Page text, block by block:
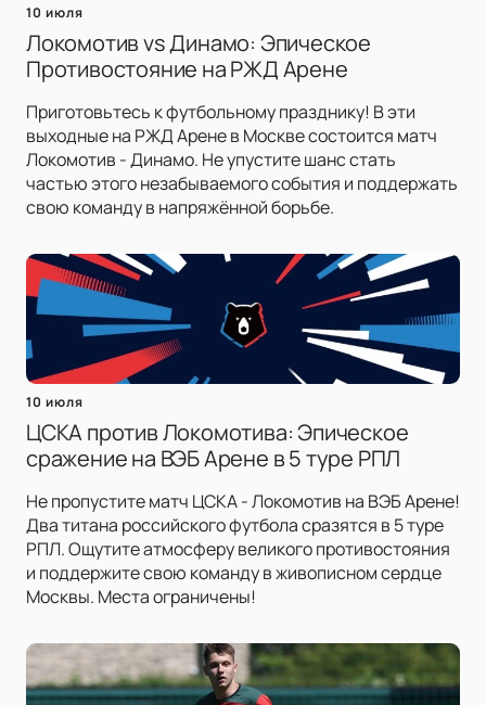
10 июля
Локомотив vs Динамо: Эпическое
Противостояние на РЖД Арене
Приготовьтесь к футбольному празднику! В эти
выходные на РЖД Арене в Москве состоится матч
Локомотив - Динамо. Не упустите шанс стать
частью этого незабываемого события и поддержать
свою команду в напряжённой борьбе.
10 июля
ЦСКА против Локомотива: Эпическое
сражение на ВЭБ Арене в 5 туре РПЛ
Не пропустите матч ЦСКА - Локомотив на ВЭБ Арене!
Два титана российского футбола сразятся в 5 туре
РПЛ. Ощутите атмосферу великого противостояния
и поддержите свою команду в живописном сердце
Москвы. Места ограничены!